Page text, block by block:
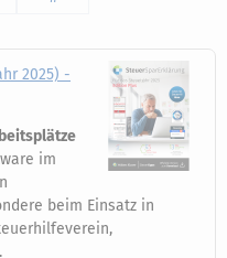
2025) -
im
beim Einsatz in